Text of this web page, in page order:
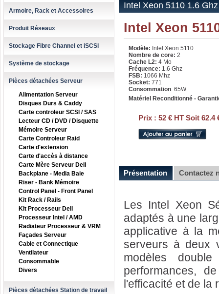
Armoire, Rack et Accessoires
Produit Réseaux
Stockage Fibre Channel et iSCSI
Système de stockage
Pièces détachées Serveur
Alimentation Serveur
Disques Durs & Caddy
Carte controleur SCSI / SAS
Lecteur CD / DVD / Disquette
Mémoire Serveur
Carte Controleur Raid
Carte d'extension
Carte d'accès à distance
Carte Mère Serveur Dell
Backplane - Media Baie
Riser - Bank Mémoire
Control Panel - Front Panel
Kit Rack / Rails
Kit Processeur Dell
Processeur Intel / AMD
Radiateur Processeur & VRM
Façades Serveur
Cable et Connectique
Ventilateur
Consommable
Divers
Pièces détachées Station de travail
Intel Xeon 5110 1.6
Intel Xeon
Modèle: Intel Xeon 5110
Nombre de core: 2
Cache L2: 4 Mo
Fréquence: 1.6 Ghz
FSB: 1066 Mhz
Socket: 771
Consommation: 65W
Matériel Reconditionné -
Prix : 52 € HT Soit 62.4
Présentation Contactez
Les Intel Xeon
adaptés à une
applicative à la
serveurs à deux
modèles
performances,
l'efficacité et de la